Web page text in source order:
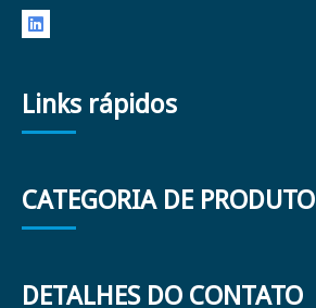
Links rápidos
CATEGORIA DE PRODUTO
DETALHES DO CONTATO